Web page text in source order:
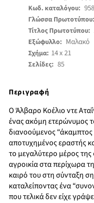
Κωδ. καταλόγου:
Γλώσσα Πρωτοτύπου:
Τίτλος Πρωτοτύπου:
Εξώφυλλο: Μαλακό
Σχήμα: 14 x 21
Σελίδες: 85
Περιγραφή
Ο Άλβαρο Κοέλιο ντε
ένας ακόμη ετερώνυμος
διανοούμενος
αποτυχημένος εραστής
το μεγαλύτερο μέρος
αγροικία στα περίχωρα
καιρό του στη σύνταξη
καταλείποντας ένα
που τελικά δεν είχε